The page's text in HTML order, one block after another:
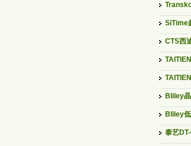
SiTime
CTS西
Bliley
Bliley
泰艺